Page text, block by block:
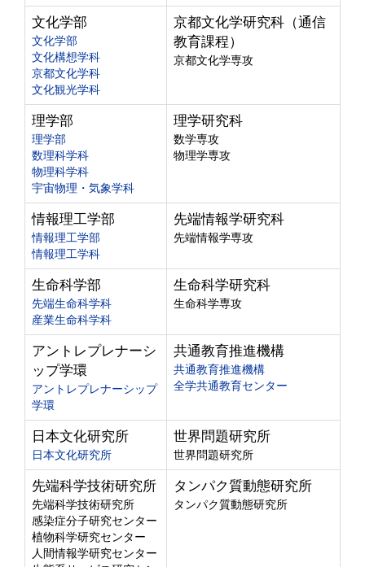
文化学部
文化学部
文化構想学科
京都文化学科
文化観光学科
京都文化学研究科（通信
教育課程）
京都文化学専攻
理学部
理学部
数理科学科
物理科学科
宇宙物理・気象学科
理学研究科
数学専攻
物理学専攻
情報理工学部
情報理工学部
情報理工学科
先端情報学研究科
先端情報学専攻
生命科学部
先端生命科学科
産業生命科学科
生命科学研究科
生命科学専攻
アントレプレナーシ
ップ学環
アントレプレナーシップ
学環
共通教育推進機構
共通教育推進機構
全学共通教育センター
日本文化研究所
日本文化研究所
世界問題研究所
世界問題研究所
先端科学技術研究所
先端科学技術研究所
感染症分子研究センター
植物科学研究センター
人間情報学研究センター
タンパク質動態研究所
タンパク質動態研究所